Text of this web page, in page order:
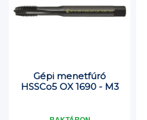
Gépi menetfúró
HSSCo5 OX 1690 - M3